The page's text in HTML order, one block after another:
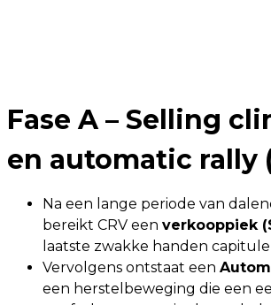
Fase A – Selling
en automatic rally
Na een lange periode van
bereikt CRV een verkooppiek
laatste zwakke handen
Vervolgens ontstaat een
een herstelbeweging die een